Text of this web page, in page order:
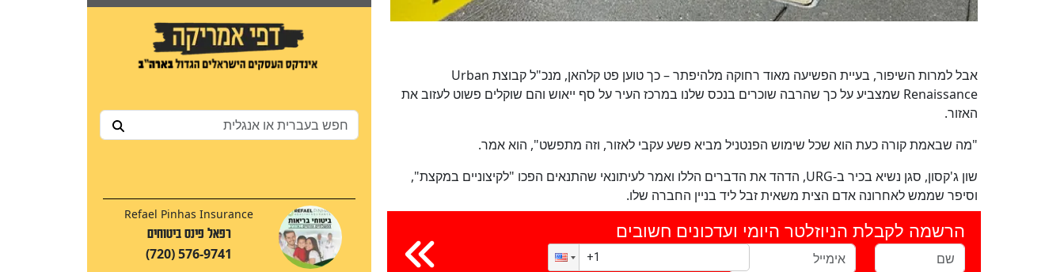
Refael Pinhas Insurance
רפאל פינס ביטוחים
(720) 576-9741
אבל למרות השיפור, בעיית הפשיעה מאוד רחוקה מלהיפתר – כך טוען פט קלהאן, מנכ"ל קבוצת Urban
Renaissance שמצביע על כך שהרבה שוכרים בנכס שלנו במרכז העיר על סף ייאוש והם שוקלים פשוט לעזוב את
האזור.
"מה שבאמת קורה כעת הוא שכל שימוש הפנטניל מביא פשע עקבי לאזור, וזה מתפשט", הוא אמר.
שון ג'קסון, סגן נשיא בכיר ב-URG, הדהד את הדברים הללו ואמר לעיתונאי שהתנאים הפכו "לקיצוניים במקצת",
וסיפר שממש לאחרונה אדם הצית משאית זבל ליד בניין החברה שלו.
הרשמה לקבלת הניוזלטר היומי ועדכונים חשובים